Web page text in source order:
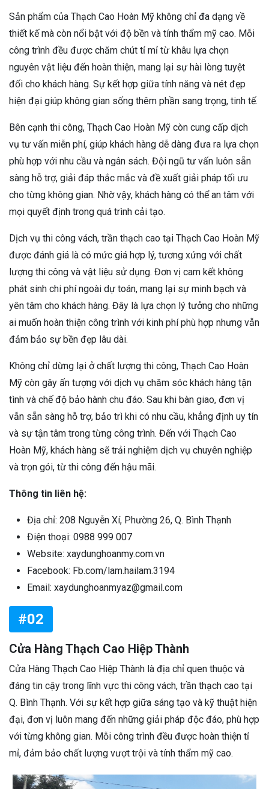
Sản phẩm của Thạch Cao Hoàn Mỹ không chỉ đa dạng về
thiết kế mà còn nổi bật với độ bền và tính thẩm mỹ cao. Mỗi
công trình đều được chăm chút tỉ mỉ từ khâu lựa chọn
nguyên vật liệu đến hoàn thiện, mang lại sự hài lòng tuyệt
đối cho khách hàng. Sự kết hợp giữa tính năng và nét đẹp
hiện đại giúp không gian sống thêm phần sang trọng, tinh tế.
Bên cạnh thi công, Thạch Cao Hoàn Mỹ còn cung cấp dịch
vụ tư vấn miễn phí, giúp khách hàng dễ dàng đưa ra lựa chọn
phù hợp với nhu cầu và ngân sách. Đội ngũ tư vấn luôn sẵn
sàng hỗ trợ, giải đáp thắc mắc và đề xuất giải pháp tối ưu
cho từng không gian. Nhờ vậy, khách hàng có thể an tâm với
mọi quyết định trong quá trình cải tạo.
Dịch vụ thi công vách, trần thạch cao tại Thạch Cao Hoàn Mỹ
được đánh giá là có mức giá hợp lý, tương xứng với chất
lượng thi công và vật liệu sử dụng. Đơn vị cam kết không
phát sinh chi phí ngoài dự toán, mang lại sự minh bạch và
yên tâm cho khách hàng. Đây là lựa chọn lý tưởng cho những
ai muốn hoàn thiện công trình với kinh phí phù hợp nhưng vẫn
đảm bảo sự bền đẹp lâu dài.
Không chỉ dừng lại ở chất lượng thi công, Thạch Cao Hoàn
Mỹ còn gây ấn tượng với dịch vụ chăm sóc khách hàng tận
tình và chế độ bảo hành chu đáo. Sau khi bàn giao, đơn vị
vẫn sẵn sàng hỗ trợ, bảo trì khi có nhu cầu, khẳng định uy tín
và sự tận tâm trong từng công trình. Đến với Thạch Cao
Hoàn Mỹ, khách hàng sẽ trải nghiệm dịch vụ chuyên nghiệp
và trọn gói, từ thi công đến hậu mãi.
Thông tin liên hệ:
Địa chỉ: 208 Nguyễn Xí, Phường 26, Q. Bình Thạnh
Điện thoại: 0988 999 007
Website: xaydunghoanmy.com.vn
Facebook: Fb.com/lam.hailam.3194
Email: xaydunghoanmyaz@gmail.com
#02
Cửa Hàng Thạch Cao Hiệp Thành
Cửa Hàng Thạch Cao Hiệp Thành là địa chỉ quen thuộc và
đáng tin cậy trong lĩnh vực thi công vách, trần thạch cao tại
Q. Bình Thạnh. Với sự kết hợp giữa sáng tạo và kỹ thuật hiện
đại, đơn vị luôn mang đến những giải pháp độc đáo, phù hợp
với từng không gian. Mỗi công trình đều được hoàn thiện tỉ
mỉ, đảm bảo chất lượng vượt trội và tính thẩm mỹ cao.